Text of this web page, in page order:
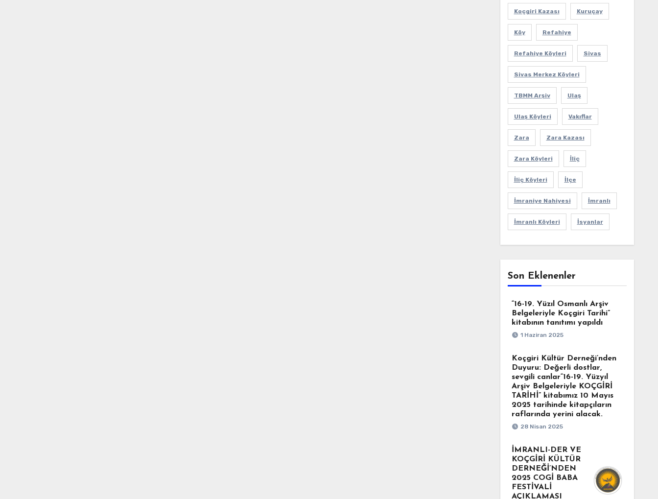
Koçgiri Kazası Kuruçay
Köy Refahiye
Refahiye Köyleri Sivas
Sivas Merkez Köyleri
TBMM Arşiv Ulaş
Ulaş Köyleri Vakıflar
Zara Zara Kazası
Zara Köyleri İliç
İliç Köyleri İlçe
İmraniye Nahiyesi İmranlı
İmranlı Köyleri İsyanlar
Son Eklenenler
“16-19. Yüzıl Osmanlı Arşiv
Belgeleriyle Koçgiri Tarihi”
kitabının tanıtımı yapıldı
1 Haziran 2025
Koçgiri Kültür Derneği’nden
Duyuru: Değerli dostlar,
sevgili canlar“16-19. Yüzyıl
Arşiv Belgeleriyle KOÇGİRİ
TARİHİ” kitabımız 10 Mayıs
2025 tarihinde kitapçıların
raflarında yerini alacak.
28 Nisan 2025
İMRANLI-DER VE
KOÇGİRİ KÜLTÜR
DERNEĞİ’NDEN
2025 COGİ BABA
FESTİVALİ
AÇIKLAMASI